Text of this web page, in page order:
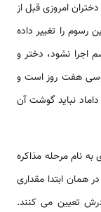
امروزی قبل از
رسوم را تغییر داده
اجرا نشود، دختر و
هفت روز است و
نباید گوشت آن
به نام مرحله مذاکره
همان ابتدا مقداری
تعیین می کنند.